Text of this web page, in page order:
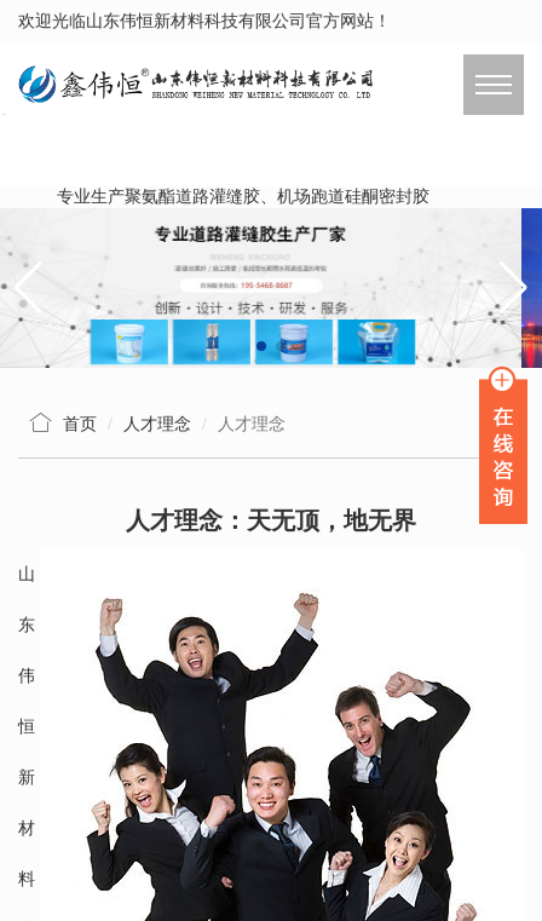
欢迎光临山东伟恒新材料科技有限公司官方网站！
专业生产聚氨酯道路灌缝胶、机场跑道硅酮密封胶
首页 人才理念 人才理念
人才理念：天无顶，地无界
山
东
伟
恒
新
材
料